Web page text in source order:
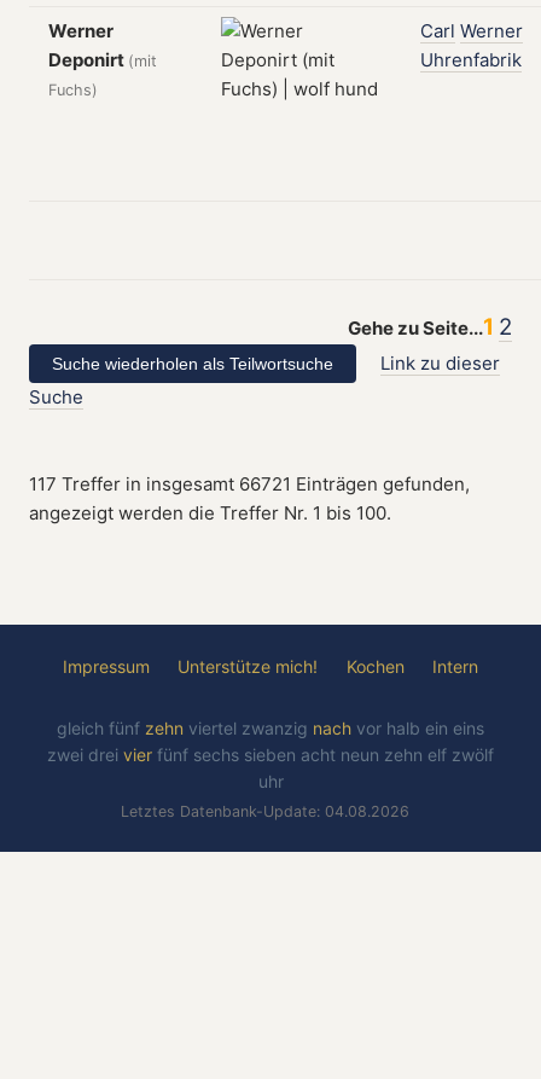
Werner
Deponirt (mit
Fuchs)
Carl Werner
Uhrenfabrik
Gehe zu Seite...1 2
Link zu dieser
Suche
117 Treffer in insgesamt 66721 Einträgen gefunden,
angezeigt werden die Treffer Nr. 1 bis 100.
Impressum Unterstütze mich! Kochen Intern
gleich fünf zehn viertel zwanzig nach vor halb ein eins
zwei drei vier fünf sechs sieben acht neun zehn elf zwölf
uhr
Letztes Datenbank-Update: 04.08.2026